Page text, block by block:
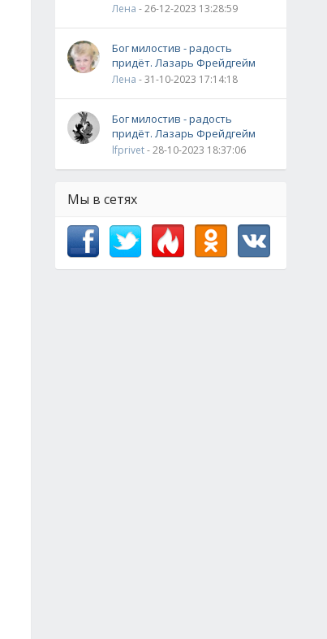
Лена - 26-12-2023 13:28:59
Бог милостив - радость
придёт. Лазарь Фрейдгейм
Лена - 31-10-2023 17:14:18
Бог милостив - радость
придёт. Лазарь Фрейдгейм
lfprivet- 28-10-2023 18:37:06
Мы в сетях